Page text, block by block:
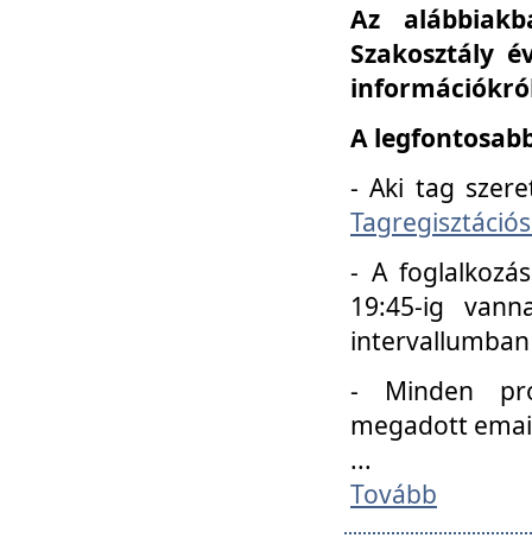
Az
Szakosztály
A
- Aki tag
- A
19:45-ig
- Minden
megadott
...
Tovább